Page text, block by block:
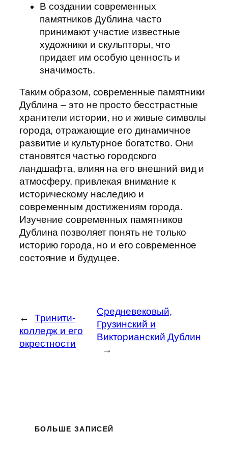
В создании современных
памятников Дублина часто
принимают участие известные
художники и скульпторы, что
придает им особую ценность и
значимость.
Таким образом, современные памятники
Дублина – это не просто бесстрастные
хранители истории, но и живые символы
города, отражающие его динамичное
развитие и культурное богатство. Они
становятся частью городского
ландшафта, влияя на его внешний вид и
атмосферу, привлекая внимание к
историческому наследию и
современным достижениям города.
Изучение современных памятников
Дублина позволяет понять не только
историю города, но и его современное
состояние и будущее.
←
Тринити-
колледж и его
окрестности
Средневековый,
Грузинский и
Викторианский Дублин
→
БОЛЬШЕ ЗАПИСЕЙ